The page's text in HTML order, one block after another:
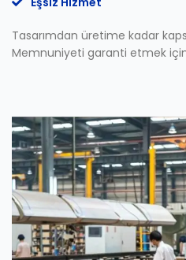
Tasarımdan üretime kadar
Memnuniyeti garanti etmek için